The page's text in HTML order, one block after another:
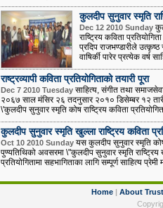
कुलदीप सुनुवार स्मृति
Dec 12 2010 Sunday
राष्ट्रिय कविता
प्रदिप राजभण्डारीले
वाषिर्की पारेर प्रत्येक वर्ष
राष्ट्रव्यापी कविता प्रतियोगिताको तयारी पूरा
Dec 7 2010 Tuesday साहित्य, संगीत तथा
२०६७ साल मंसिर २६ तदनुसार २०१० डिसेम्बर १२
\'कुलदीप सुनुवार स्मृति कोष राष्ट्रिय कविता
कुलदीप सुनुवार स्मृति खुल्ला राष्ट्रिय कविता
Oct 10 2010 Sunday यस कुलदीप सुनुवार स्मृति
पुण्यतिथिको अवसरमा \"कुलदीप सुनुवार स्मृति
प्रतियोगितामा सहभागिताका लागि सम्पूर्ण साहित्य
Home| About Trust